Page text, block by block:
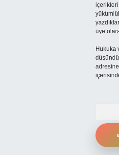
içerikleri
üye
Hukuka